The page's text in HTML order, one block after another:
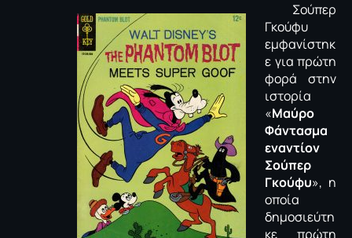
Σούπερ
Γκούφυ
εμφανίστηκ
ε για πρώτη
φορά στην
ιστορία
«Μαύρο
Φάντασμα
εναντίον
Σούπερ
Γκούφυ», η
οποία
δημοσιεύτη
κε πρώτη